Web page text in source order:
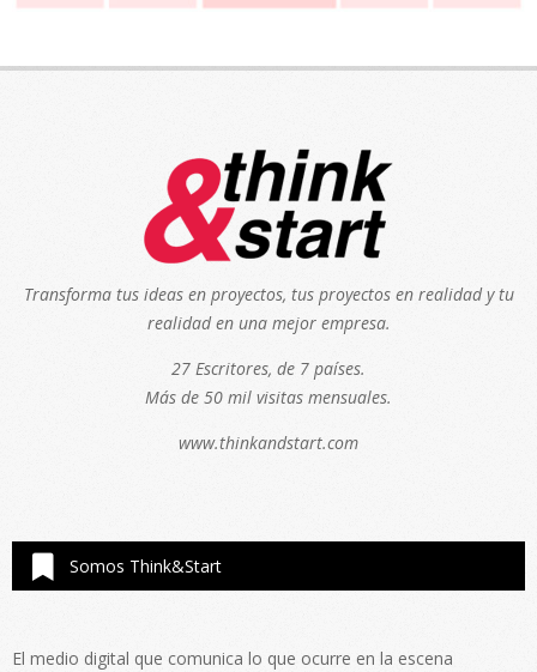
Transforma tus ideas en proyectos, tus proyectos en realidad y tu
realidad en una mejor empresa.
27 Escritores, de 7 países.
Más de 50 mil visitas mensuales.
www.thinkandstart.com
Somos Think&Start
El medio digital que comunica lo que ocurre en la escena